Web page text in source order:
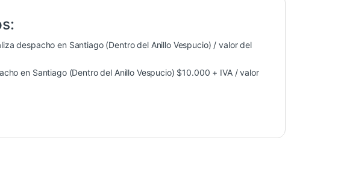
despacho en Santiago (Dentro del Anillo Vespucio) / valor del
en Santiago (Dentro del Anillo Vespucio) $10.000 + IVA / valor